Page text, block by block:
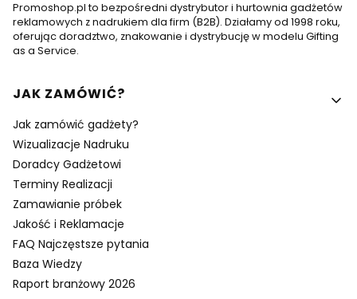
Promoshop.pl to bezpośredni dystrybutor i hurtownia gadżetów
reklamowych z nadrukiem dla firm (B2B). Działamy od 1998 roku,
oferując doradztwo, znakowanie i dystrybucję w modelu Gifting
as a Service.
Linki w stopce
JAK ZAMÓWIĆ?
Jak zamówić gadżety?
Wizualizacje Nadruku
Doradcy Gadżetowi
Terminy Realizacji
Zamawianie próbek
Jakość i Reklamacje
FAQ Najczęstsze pytania
Baza Wiedzy
Raport branżowy 2026